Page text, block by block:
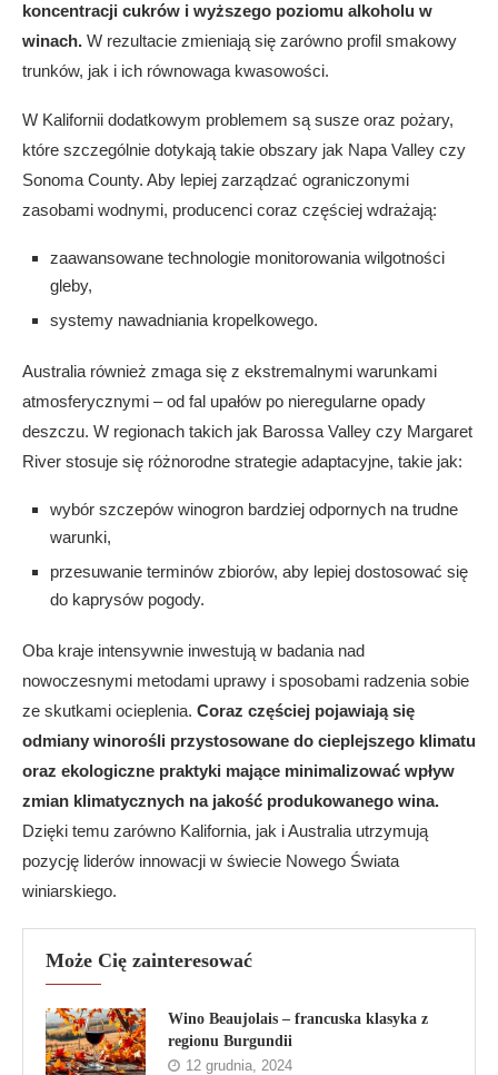
koncentracji cukrów i wyższego poziomu alkoholu w
winach. W rezultacie zmieniają się zarówno profil smakowy
trunków, jak i ich równowaga kwasowości.
W Kalifornii dodatkowym problemem są susze oraz pożary,
które szczególnie dotykają takie obszary jak Napa Valley czy
Sonoma County. Aby lepiej zarządzać ograniczonymi
zasobami wodnymi, producenci coraz częściej wdrażają:
zaawansowane technologie monitorowania wilgotności
gleby,
systemy nawadniania kropelkowego.
Australia również zmaga się z ekstremalnymi warunkami
atmosferycznymi – od fal upałów po nieregularne opady
deszczu. W regionach takich jak Barossa Valley czy Margaret
River stosuje się różnorodne strategie adaptacyjne, takie jak:
wybór szczepów winogron bardziej odpornych na trudne
warunki,
przesuwanie terminów zbiorów, aby lepiej dostosować się
do kaprysów pogody.
Oba kraje intensywnie inwestują w badania nad
nowoczesnymi metodami uprawy i sposobami radzenia sobie
ze skutkami ocieplenia. Coraz częściej pojawiają się
odmiany winorośli przystosowane do cieplejszego klimatu
oraz ekologiczne praktyki mające minimalizować wpływ
zmian klimatycznych na jakość produkowanego wina.
Dzięki temu zarówno Kalifornia, jak i Australia utrzymują
pozycję liderów innowacji w świecie Nowego Świata
winiarskiego.
Może Cię zainteresować
Wino Beaujolais – francuska klasyka z
regionu Burgundii
12 grudnia, 2024